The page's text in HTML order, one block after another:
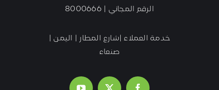
الرقم المجاني | 8000666
خدمة العملاء |شارع المطار | اليمن |
صنعاء